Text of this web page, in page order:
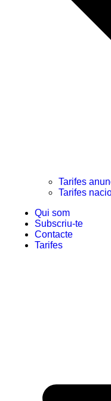
Tarifes
Tarifes
Qui som
Subscriu-te
Contacte
Tarifes